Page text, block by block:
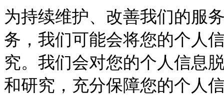
为持续维护、改善我们的服
务，我们可能会将您的个人
究。我们会对您的个人信息
和研究，充分保障您的个人